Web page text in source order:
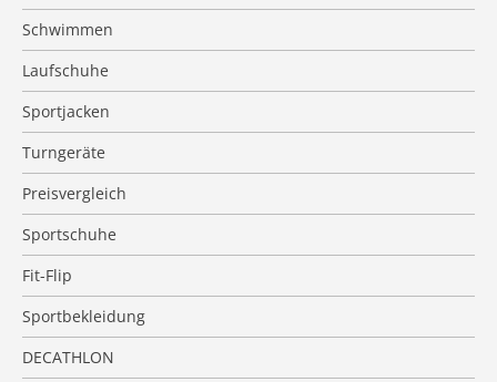
Schwimmen
Laufschuhe
Sportjacken
Turngeräte
Preisvergleich
Sportschuhe
Fit-Flip
Sportbekleidung
DECATHLON